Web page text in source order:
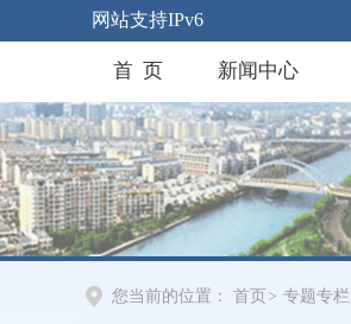
网站支持IPv6
首 页 新闻中心
您当前的位置： 首页 > 专题专栏